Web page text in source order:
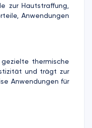
zur Hautstraffung,
Anwendungen
thermische
und trägt zur
Anwendungen für